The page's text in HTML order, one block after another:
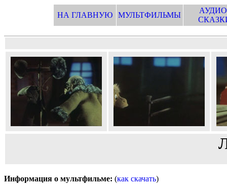
НА ГЛАВНУЮ МУЛЬТФИЛЬМЫ
Информация о мультфильме: (как скачать)